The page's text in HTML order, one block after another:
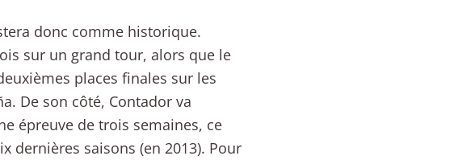
donc comme historique.
sur un grand tour, alors que le
places finales sur les
De son côté, Contador va
épreuve de trois semaines, ce
dernières saisons (en 2013). Pour